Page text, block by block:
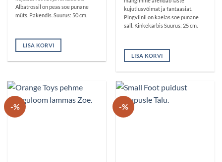
Albatrossil on peas soe punane
müts. Pakendis. Suurus: 50 cm.
LISA KORVI
kujutlusvõimat ja fantaasiat.
Pingviinil on kaelas soe punane
sall. Kinkekarbis Suurus: 25 cm.
LISA KORVI
-% -%